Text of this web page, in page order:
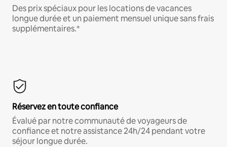
Des prix spéciaux pour les locations de vacances
longue durée et un paiement mensuel unique sans frais
supplémentaires.*
Réservez en toute confiance
Évalué par notre communauté de voyageurs de
confiance et notre assistance 24h/24 pendant votre
séjour longue durée.